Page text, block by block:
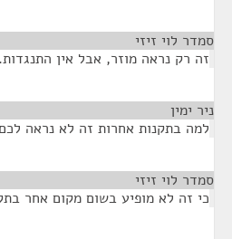
סמדר לוי זיזי
זה רק נראה מוזר, אבל אין
ניר ימין
למה בתקנות אחרות זה לא נראה
סמדר לוי זיזי
כי זה לא מופיע בשום מקום אחר